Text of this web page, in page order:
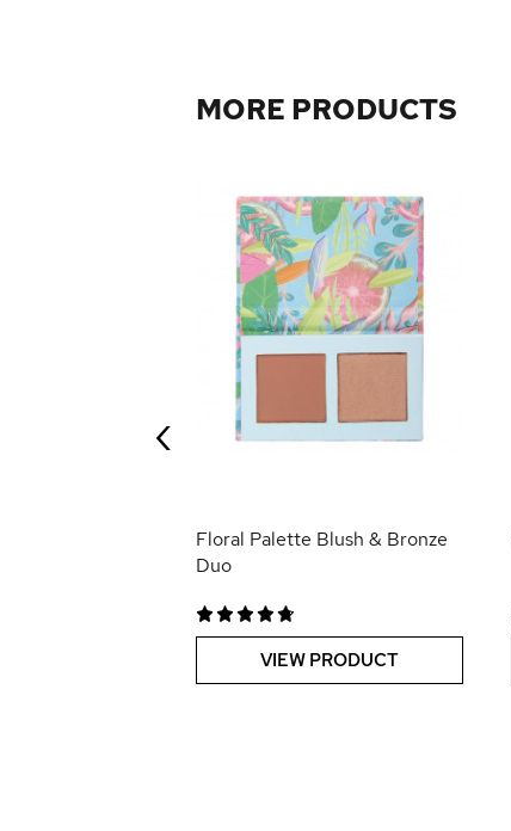
MORE PRODUCTS
Floral Palette Blush & Bronze
Duo
VIEW PRODUCT
‹